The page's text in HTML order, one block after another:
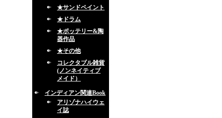
★サンドペイント
★ドラム
★ポッテリー&陶
器作品
★その他
コレクタブル雑貨
(ノンネイティブ
メイド）
インディアン関連Book
アリゾナハイウェ
イ誌